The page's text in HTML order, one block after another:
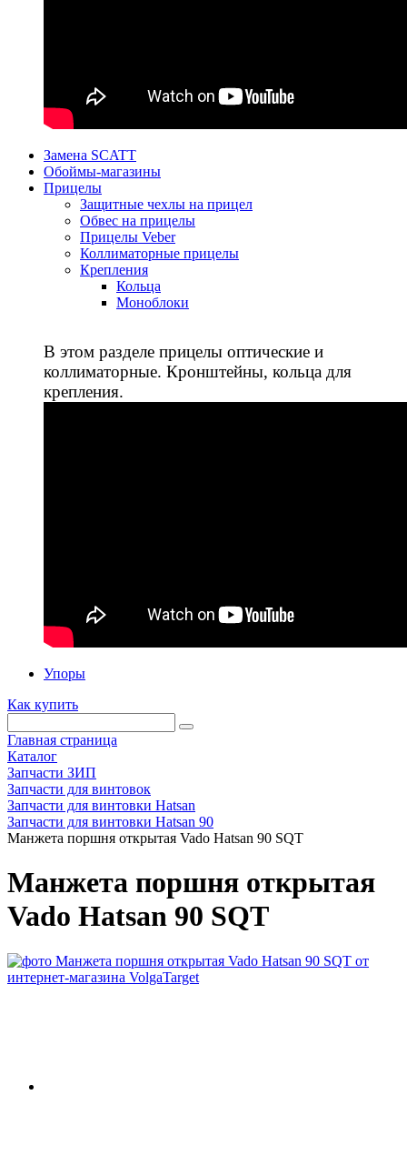
Замена SCATT
Обоймы-магазины
Прицелы
Защитные чехлы на прицел
Обвес на прицелы
Прицелы Veber
Коллиматорные прицелы
Крепления
Кольца
Моноблоки
В этом разделе прицелы оптические и
коллиматорные. Кронштейны, кольца для
крепления.
Упоры
Как купить
Главная страница
Каталог
Запчасти ЗИП
Запчасти для винтовок
Запчасти для винтовки Hatsan
Запчасти для винтовки Hatsan 90
Манжета поршня открытая Vado Hatsan 90 SQT
Манжета поршня открытая
Vado Hatsan 90 SQT